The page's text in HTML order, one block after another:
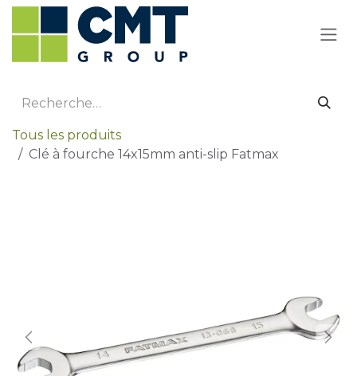
Se rendre au contenu
Tous les produits
Clé à fourche 14x15mm anti-slip Fatmax